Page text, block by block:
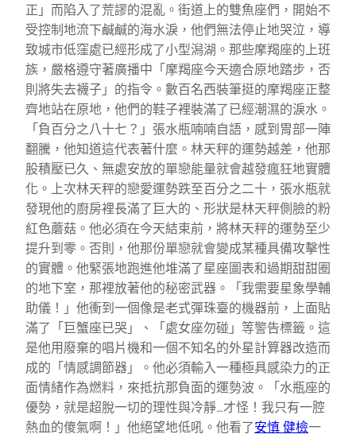
正」而陷入了荒謬的混亂。街道上的雙魚座們，開始不
受控制地流下鹹鹹的海水淚，他們無法停止地哭泣，導
致城市低窪處已經形成了小型潟湖。那些摩羯座的上班
族，嚴格遵守著廣播中「摩羯座今天適合原地踏步，否
則將失去襪子」的指令。數百名西裝筆挺的摩羯座正整
齊地站在原地，他們的鞋子裡裝滿了已經潮濕的淚水。
「負百分之八十七？」張水瓶喃喃自語，感到胃部一陣
翻騰，他知道這代表著什麼。林天秤的運勢越差，他那
股積壓已久、無處安放的單戀能量就會越發瘋狂地實體
化。上次林天秤的戀愛運勢跌至百分之二十，張水瓶就
發現他的廚房裡長滿了巨大的、形狀是林天秤側臉的粉
紅色蘑菇。他必須在今天結束前，將林天秤的運勢至少
提升到零。否則，他那份單戀就會變成某種具備攻擊性
的實體。他緊張地跑進他堆滿了星座圖表和過期甜甜圈
的地下室，那裡放著他的秘密武器。「我需要星象學輔
助儀！」他衝到一個像是老式彈珠臺的機器前，上面貼
滿了「巨蟹座已哭」、「處女座勿碰」等警告標籤。這
是他用廢棄的唱片機和一個不知名的外星計算器改造而
成的「情感調節器」。他必須輸入一種極具感染力的正
面情緒作為燃料，來抵抗那負面的運勢波。「水瓶座的
優勢，就是超脫一切的理性與冷靜…才怪！我只有一腔
熱血的傻氣啊！」他絕望地低吼。他看了安慎 健檢一